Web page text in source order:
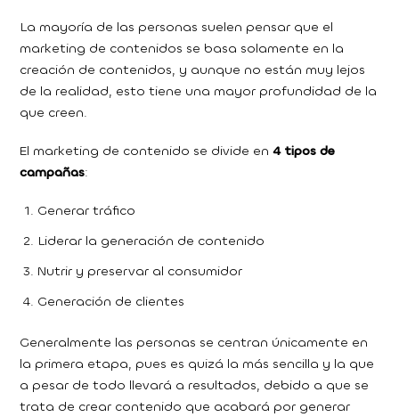
La mayoría de las personas suelen pensar que el
marketing de contenidos se basa solamente en la
creación de contenidos, y aunque no están muy lejos
de la realidad, esto tiene una mayor profundidad de la
que creen.
El marketing de contenido se divide en4 tipos de
campañas:
Generar tráfico
Liderar la generación de contenido
Nutrir y preservar al consumidor
Generación de clientes
Generalmente las personas se centran únicamente en
la primera etapa, pues es quizá la más sencilla y la que
a pesar de todo llevará a resultados, debido a que se
trata de crear contenido que acabará por generar